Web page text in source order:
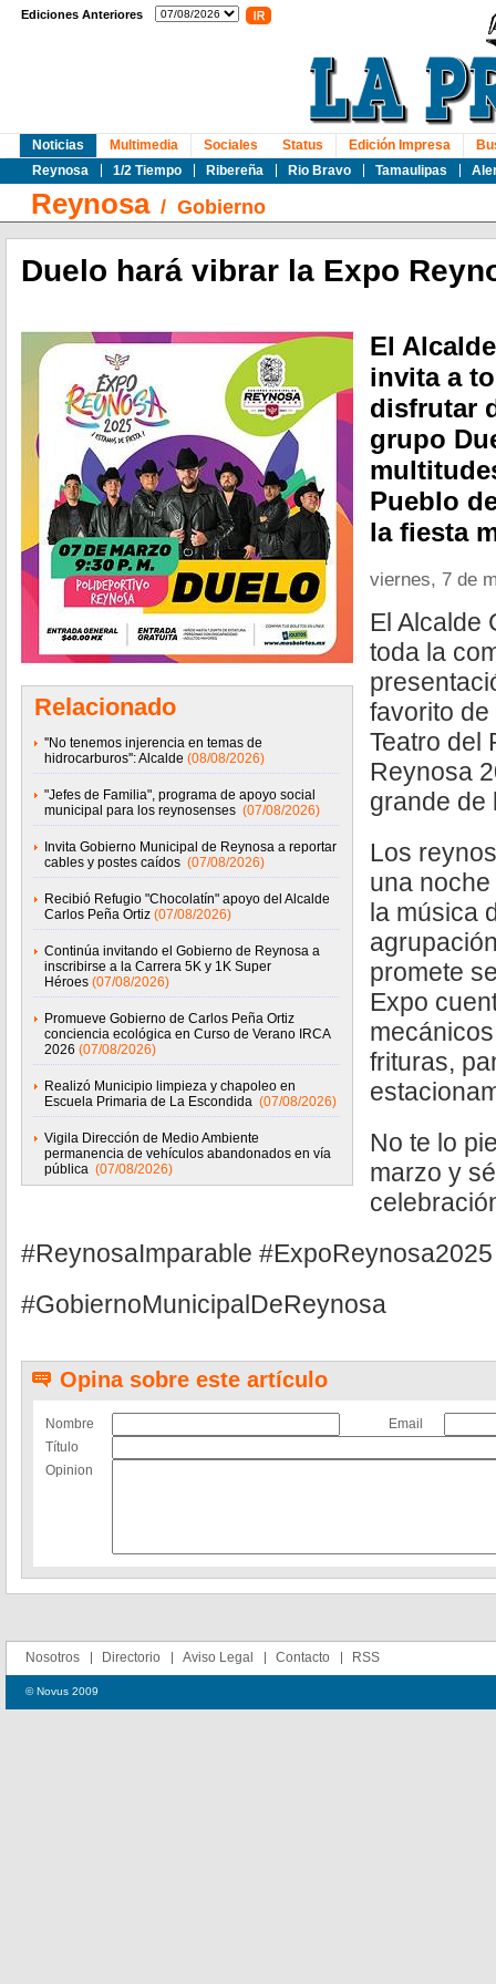
Ediciones Anteriores
Noticias
Reynosa
1/2 Tiempo Ribereña Rio Bravo Tamaulipas
Multimedia Sociales Status Edición Impresa
Reynosa/ Gobierno
Duelo hará vibrar la Expo
Relacionado
''No tenemos injerencia en temas de
hidrocarburos'': Alcalde (08/08/2026)
"Jefes de Familia", programa de apoyo social
municipal para los reynosenses (07/08/2026)
Invita Gobierno Municipal de Reynosa a reportar
cables y postes caídos (07/08/2026)
Recibió Refugio "Chocolatín" apoyo del Alcalde
Carlos Peña Ortiz (07/08/2026)
Continúa invitando el Gobierno de Reynosa a
inscribirse a la Carrera 5K y 1K Super
Héroes (07/08/2026)
Promueve Gobierno de Carlos Peña Ortiz
conciencia ecológica en Curso de Verano IRCA
2026 (07/08/2026)
Realizó Municipio limpieza y chapoleo en
Escuela Primaria de La Escondida (07/08/2026)
Vigila Dirección de Medio Ambiente
permanencia de vehículos abandonados en vía
pública (07/08/2026)
El
invita a
disfrutar
grupo
Pueblo
la fiesta
viernes, 7 de
El Alcalde
toda la
favorito
Teatro del
Reynosa
grande de
Los
una
la música
promete
Expo
frituras,
No te lo
marzo y
#ReynosaImparable
#GobiernoMunicipalDeReynosa
Opina sobre este artículo
Nombre
Email
Título
Opinion
Nosotros Directorio Aviso Legal Contacto RSS
© Novus 2009